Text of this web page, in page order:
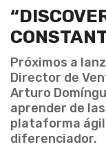
Próximos a
Director de
Arturo
aprender de
plataforma
diferenciador.